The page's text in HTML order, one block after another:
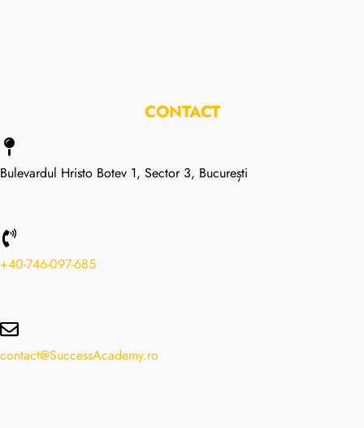
CONTACT
Bulevardul Hristo Botev 1, Sector 3, București
+40-746-097-685
contact@SuccessAcademy.ro